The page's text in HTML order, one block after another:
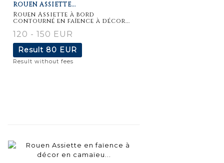
ROUEN ASSIETTE...
Rouen Assiette à bord
contourné en faïence à décor...
120 - 150 EUR
Result 80 EUR
Result without fees